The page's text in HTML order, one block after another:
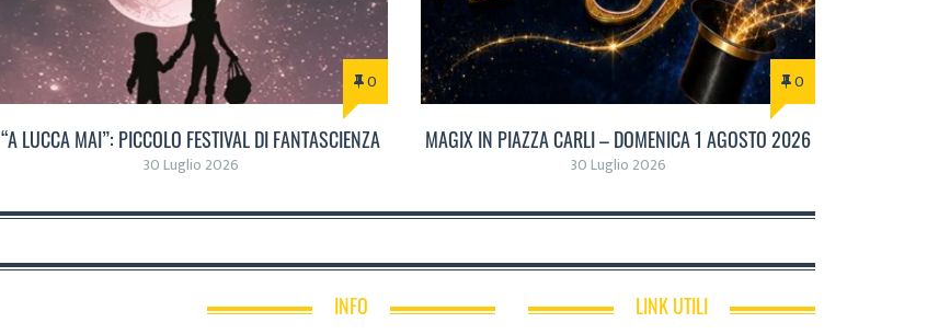
0
“A LUCCA MAI”: PICCOLO FESTIVAL DI FANTASCIENZA
30 Luglio 2026
0
MAGIX IN PIAZZA CARLI – DOMENICA 1 AGOSTO 2026
30 Luglio 2026
INFO LINK UTILI